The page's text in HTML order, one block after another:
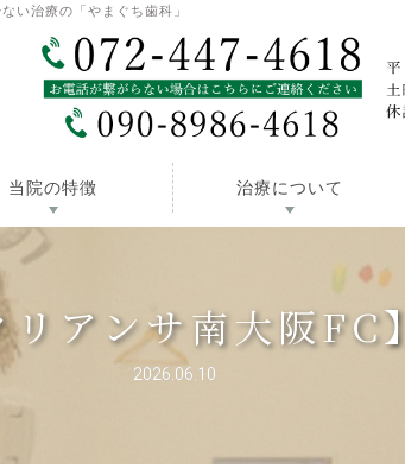
い治療の「やまぐち歯科」
当院の特徴 治療について
リアンサ南大阪FC】
2026.06.10